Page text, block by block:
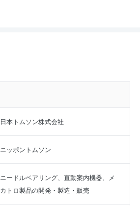
日本トムソン株式会社
ニッポントムソン
ニードルベアリング、直動案内機器、メ
カトロ製品の開発・製造・販売